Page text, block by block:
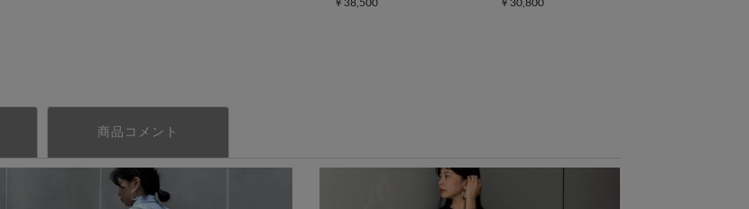
￥38,500
￥30,800
商品コメント